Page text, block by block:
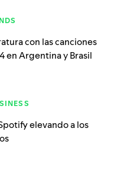
con las canciones
en Argentina y Brasil
elevando a los